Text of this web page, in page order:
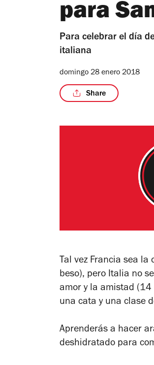
para
Para celebrar el día
italiana
domingo 28 enero 2018
Share
Tal vez Francia sea
beso), pero Italia no
amor y la amistad (14
una cata y una clase
Aprenderás a hacer
deshidratado para